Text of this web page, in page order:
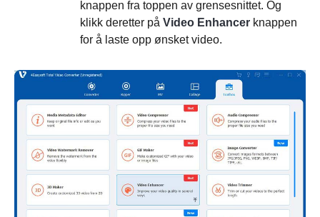
knappen fra toppen av grensesnittet. Og
klikk deretter på Video Enhancer knappen
for å laste opp ønsket video.